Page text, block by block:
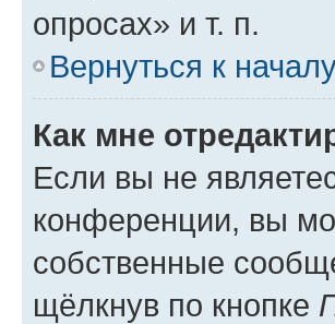
опросах» и т. п.
Вернуться к
Как мне
Если вы не
конференции, вы
собственные
щёлкнув по кнопке